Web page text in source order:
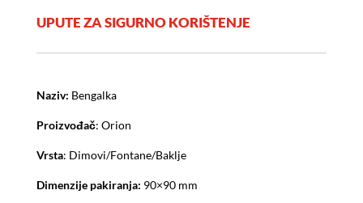
UPUTE ZA SIGURNO KORIŠTENJE
Naziv: Bengalka
Proizvođač: Orion
Vrsta: Dimovi/Fontane/Baklje
Dimenzije pakiranja: 90×90 mm